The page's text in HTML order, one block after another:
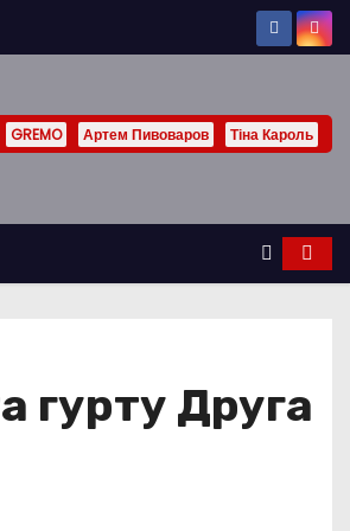
GREMO Артем Пивоваров Тіна Кароль
гурту Друга